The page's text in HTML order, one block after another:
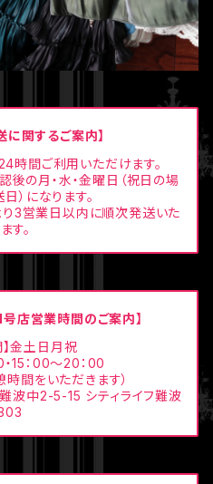
に関するご案内】
時間ご利用いただけます。
の月・水・金曜日（祝日の場
）になります。
り3営業日以内に順次発送いた
す。
店営業時間のご案内】
】金土日月祝
15：00〜20：00
時間をいただきます）
波中2-5-15 シティライフ難波